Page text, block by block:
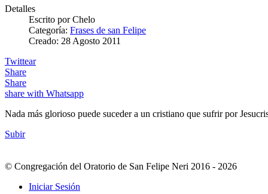
Detalles
Escrito porChelo
Categoría: Frases de san Felipe
Creado: 28 Agosto 2011
Twittear
Share
Share
share with Whatsapp
Nada más glorioso puede suceder a un cristiano que sufrir por
Subir
© Congregación del Oratorio de San Felipe Neri 2016 - 2026
Iniciar Sesión